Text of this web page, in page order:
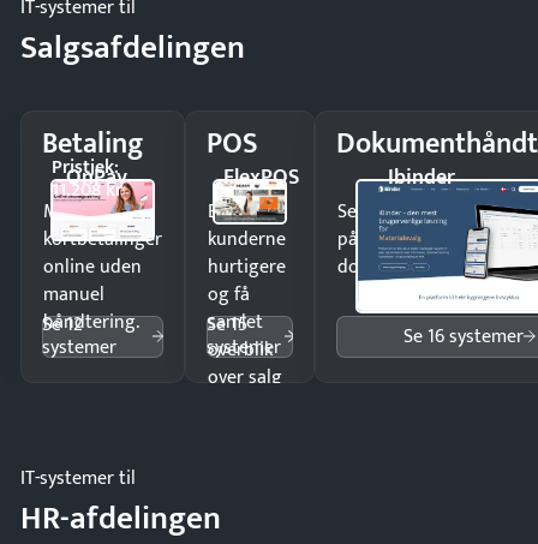
IT-systemer til
Salgsafdelingen
Betaling
OnPay
Pristjek:
11.208 kr
Modtag
kortbetalinger
online uden
manuel
håndtering.
Se 12
systemer
POS
FlexPOS
Ekspedér
kunderne
hurtigere
og få
samlet
overblik
over salg
Se 15
systemer
Ibinder
Send kontrakter til
på minutter og mist
dokumenter.
Se 16 systemer
IT-systemer til
HR-afdelingen